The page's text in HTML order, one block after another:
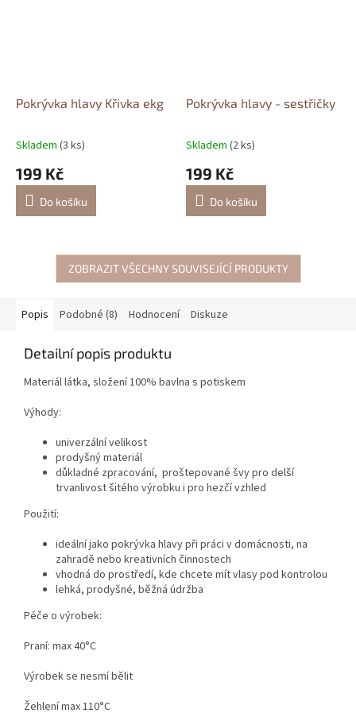
Pokrývka hlavy Křivka ekg
Skladem (3 ks)
199 Kč
Do košíku
Pokrývka hlavy - sestřičky
Skladem (2 ks)
199 Kč
Do košíku
ZOBRAZIT VŠECHNY SOUVISEJÍCÍ PRODUKTY
Popis Podobné (8) Hodnocení Diskuze
Detailní popis produktu
Materiál látka, složení 100% bavlna s potiskem
Výhody:
univerzální velikost
prodyšný materiál
důkladné zpracování, proštepované švy pro delší
trvanlivost šitého výrobku i pro hezčí vzhled
Použití:
ideální jako pokrývka hlavy při práci v domácnosti, na
zahradě nebo kreativních činnostech
vhodná do prostředí, kde chcete mít vlasy pod kontrolou
lehká, prodyšné, běžná údržba
Péče o výrobek:
Praní: max 40°C
Výrobek se nesmí bělit
Žehlení max 110°C